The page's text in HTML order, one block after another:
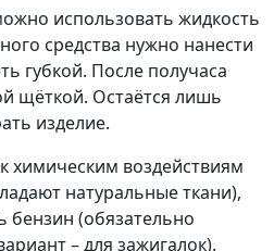
использовать жидкость
средства нужно нанести
губкой. После получаса
щёткой. Остаётся лишь
изделие.
химическим воздействиям
натуральные ткани),
бензин (обязательно
– для зажигалок).